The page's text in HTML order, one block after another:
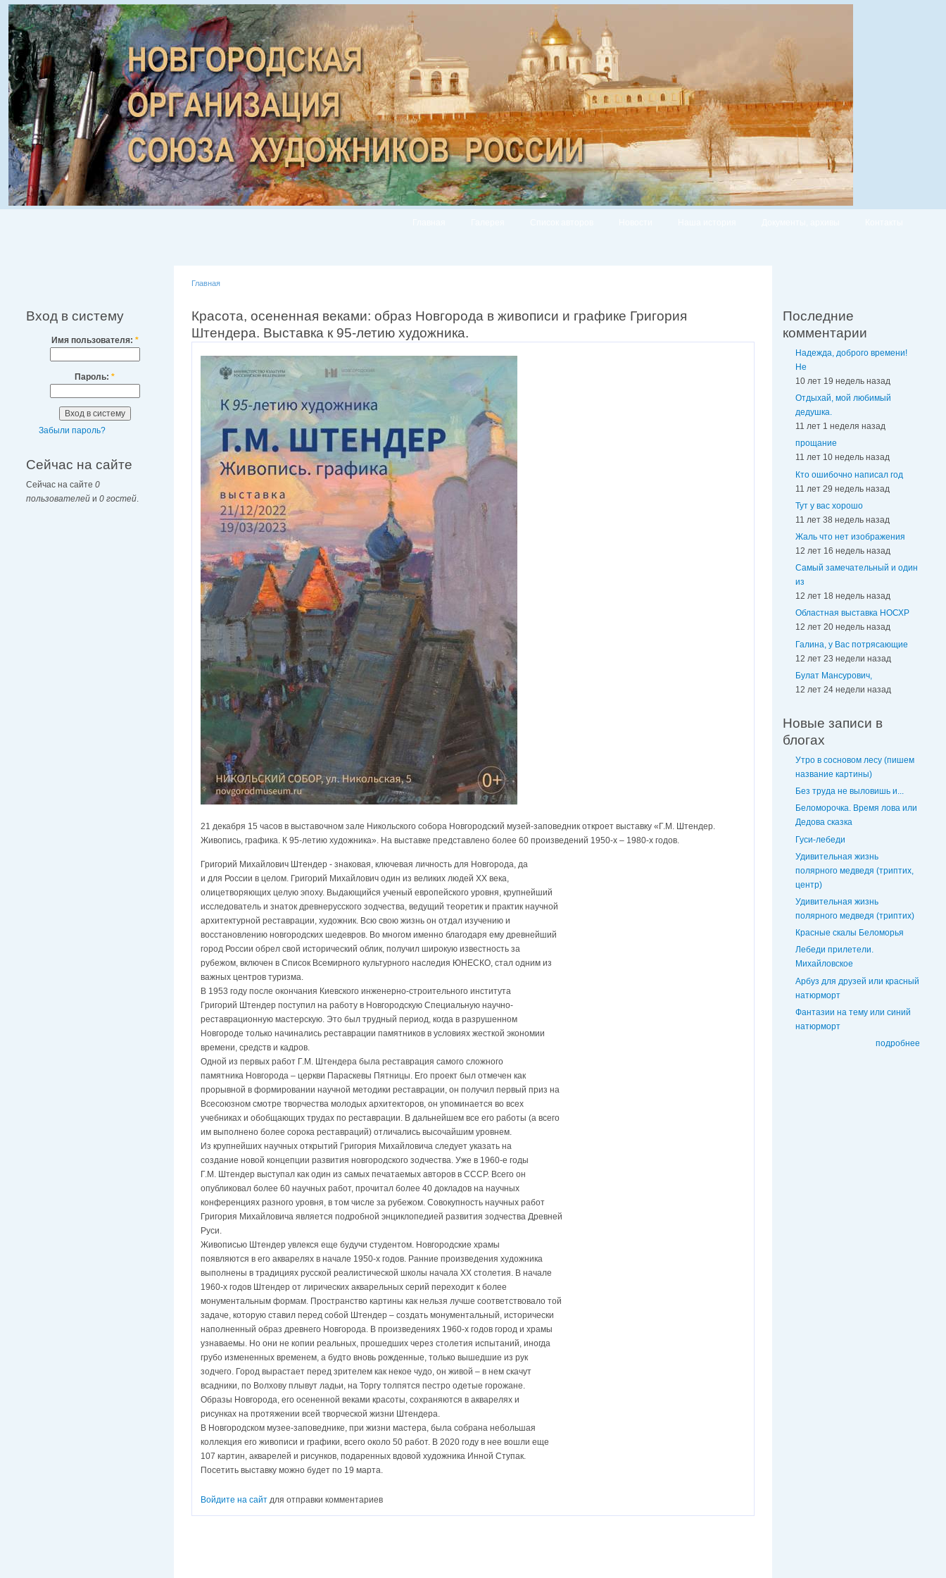
Вход в систему
Имя пользователя: *
Пароль: *
Забыли пароль?
Сейчас на сайте
Сейчас на сайте 0
пользователей и 0 гостей
Главная
Красота, осененная веками: образ Новгорода в живописи и графике Григория
Штендера. Выставка к 95-летию художника.
21 декабря 15 часов в выставочном зале Никольского собора Новгородский музей-заповедник откроет выставку «Г.М. Штендер.
Живопись, графика. К 95-летию художника». На выставке представлено более 60 произведений 1950-х – 1980-х годов.
Григорий Михайлович Штендер - знаковая, ключевая личность для Новгорода, да
и для России в целом. Григорий Михайлович один из великих людей ХХ века,
олицетворяющих целую эпоху. Выдающийся ученый европейского уровня, крупнейший
исследователь и знаток древнерусского зодчества, ведущий теоретик и практик научной
архитектурной реставрации, художник. Всю свою жизнь он отдал изучению и
восстановлению новгородских шедевров. Во многом именно благодаря ему древнейший
город России обрел свой исторический облик, получил широкую известность за
рубежом, включен в Список Всемирного культурного наследия ЮНЕСКО, стал одним из
важных центров туризма.
В 1953 году после окончания Киевского инженерно-строительного института
Григорий Штендер поступил на работу в Новгородскую Специальную научно-
реставрационную мастерскую. Это был трудный период, когда в разрушенном
Новгороде только начинались реставрации памятников в условиях жесткой экономии
времени, средств и кадров.
Одной из первых работ Г.М. Штендера была реставрация самого сложного
памятника Новгорода – церкви Параскевы Пятницы. Его проект был отмечен как
прорывной в формировании научной методики реставрации, он получил первый приз на
Всесоюзном смотре творчества молодых архитекторов, он упоминается во всех
учебниках и обобщающих трудах по реставрации. В дальнейшем все его работы (а всего
им выполнено более сорока реставраций) отличались высочайшим уровнем.
Из крупнейших научных открытий Григория Михайловича следует указать на
создание новой концепции развития новгородского зодчества. Уже в 1960-е годы
Г.М. Штендер выступал как один из самых печатаемых авторов в СССР. Всего он
опубликовал более 60 научных работ, прочитал более 40 докладов на научных
конференциях разного уровня, в том числе за рубежом. Совокупность научных работ
Григория Михайловича является подробной энциклопедией развития зодчества Древней
Руси.
Живописью Штендер увлекся еще будучи студентом. Новгородские храмы
появляются в его акварелях в начале 1950-х годов. Ранние произведения художника
выполнены в традициях русской реалистической школы начала XX столетия. В начале
1960-х годов Штендер от лирических акварельных серий переходит к более
монументальным формам. Пространство картины как нельзя лучше соответствовало той
задаче, которую ставил перед собой Штендер – создать монументальный, исторически
наполненный образ древнего Новгорода. В произведениях 1960-х годов город и храмы
узнаваемы. Но они не копии реальных, прошедших через столетия испытаний, иногда
грубо измененных временем, а будто вновь рожденные, только вышедшие из рук
зодчего. Город вырастает перед зрителем как некое чудо, он живой – в нем скачут
всадники, по Волхову плывут ладьи, на Торгу толпятся пестро одетые горожане.
Образы Новгорода, его осененной веками красоты, сохраняются в акварелях и
рисунках на протяжении всей творческой жизни Штендера.
В Новгородском музее-заповеднике, при жизни мастера, была собрана небольшая
коллекция его живописи и графики, всего около 50 работ. В 2020 году в нее вошли еще
107 картин, акварелей и рисунков, подаренных вдовой художника Инной Ступак.
Посетить выставку можно будет по 19 марта.
Войдите на сайт для отправки комментариев
Последние
комментарии
Надежда, доброго времени!
Не
10 лет 19 недель назад
Отдыхай, мой любимый
дедушка.
11 лет 1 неделя назад
прощание
11 лет 10 недель назад
Кто ошибочно написал год
11 лет 29 недель назад
Тут у вас хорошо
11 лет 38 недель назад
Жаль что нет изображения
12 лет 16 недель назад
Самый замечательный и один
из
12 лет 18 недель назад
Областная выставка НОСХР
12 лет 20 недель назад
Галина, у Вас потрясающие
12 лет 23 недели назад
Булат Мансурович,
12 лет 24 недели назад
Новые записи в
блогах
Утро в сосновом лесу (пишем
название картины)
Без труда не выловишь и...
Беломорочка. Время лова или
Дедова сказка
Гуси-лебеди
Удивительная жизнь
полярного медведя (триптих,
центр)
Удивительная жизнь
полярного медведя (триптих)
Красные скалы Беломорья
Лебеди прилетели.
Михайловское
Арбуз для друзей или красный
натюрморт
Фантазии на тему или синий
натюрморт
подробнее